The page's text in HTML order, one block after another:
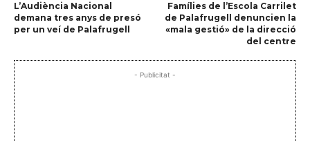
L’Audiència Nacional
demana tres anys de presó
per un veí de Palafrugell
Famílies de l’Escola Carrilet
de Palafrugell denuncien la
«mala gestió» de la direcció
del centre
- Publicitat -